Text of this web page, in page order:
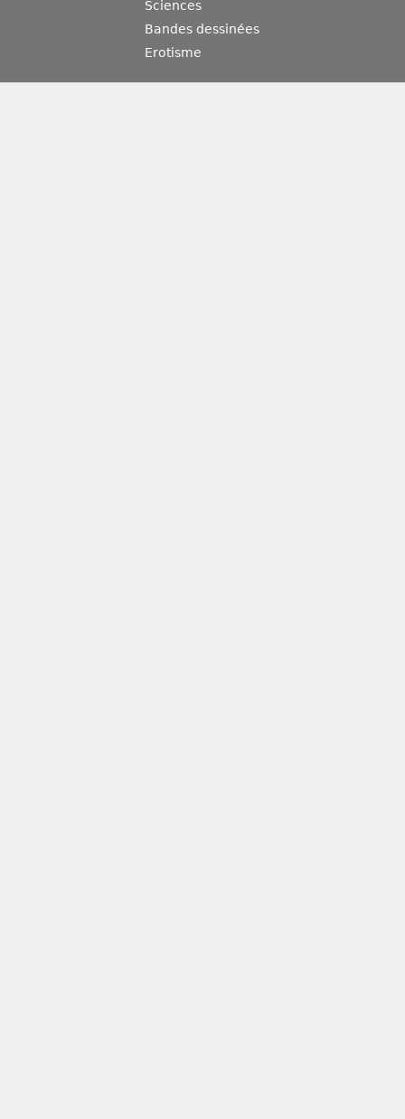
Sciences
Bandes dessinées
Erotisme